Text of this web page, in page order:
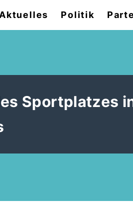
Aktuelles Politik
Sportplatzes